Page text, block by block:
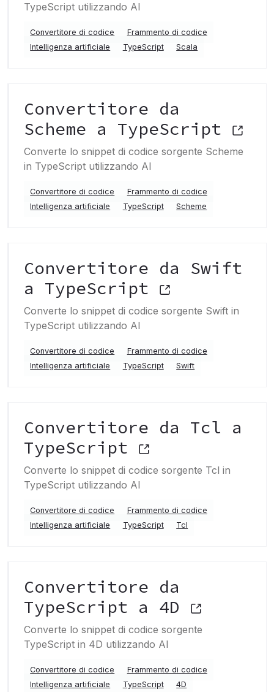
TypeScript utilizzando AI
Convertitore di codice
Frammento di codice
Intelligenza artificiale
TypeScript Scala
Convertitore da
Scheme a TypeScript
Converte lo snippet di codice sorgente Scheme
in TypeScript utilizzando AI
Convertitore di codice
Frammento di codice
Intelligenza artificiale
TypeScript Scheme
Convertitore da Swift
a TypeScript
Converte lo snippet di codice sorgente Swift in
TypeScript utilizzando AI
Convertitore di codice
Frammento di codice
Intelligenza artificiale
TypeScript Swift
Convertitore da Tcl a
TypeScript
Converte lo snippet di codice sorgente Tcl in
TypeScript utilizzando AI
Convertitore di codice
Frammento di codice
Intelligenza artificiale
TypeScript Tcl
Convertitore da
TypeScript a 4D
Converte lo snippet di codice sorgente
TypeScript in 4D utilizzando AI
Convertitore di codice
Frammento di codice
Intelligenza artificiale
TypeScript 4D